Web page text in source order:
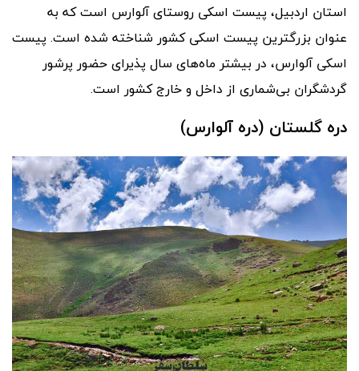
استان اردبیل، پیست اسکی روستای آلوارس است که به
عنوان بزرگترین پیست اسکی کشور شناخته شده است. پیست
اسکی آلوارس، در بیشتر ماه‌های سال پذیرای حضور پرشور
گردشگران بی‌شماری از داخل و خارج کشور است.
دره گلستان (دره آلوارس)